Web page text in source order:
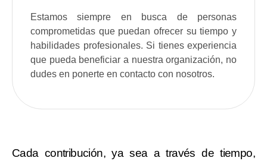
Estamos siempre en busca de personas
comprometidas que puedan ofrecer su tiempo y
habilidades profesionales. Si tienes experiencia
que pueda beneficiar a nuestra organización, no
dudes en ponerte en contacto con nosotros.
Cada contribución, ya sea a través de tiempo,